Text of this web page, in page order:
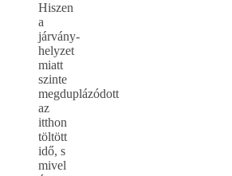
Hiszen
a
járvány-
helyzet
miatt
szinte
megduplázódott
az
itthon
töltött
idő, s
mivel